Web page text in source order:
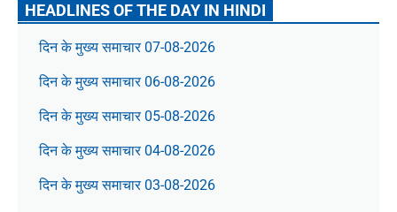
HEADLINES OF THE DAY IN HINDI
दिन के मुख्य समाचार 07-08-2026
दिन के मुख्य समाचार 06-08-2026
दिन के मुख्य समाचार 05-08-2026
दिन के मुख्य समाचार 04-08-2026
दिन के मुख्य समाचार 03-08-2026